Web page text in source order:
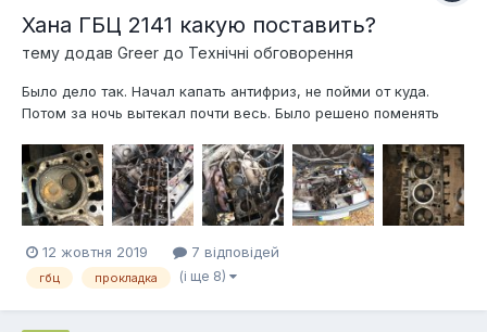
Хана ГБЦ 2141 какую поставить?
тему додав Greer до Технічні обговорення
Было дело так. Начал капать антифриз, не пойми от куда.
Потом за ночь вытекал почти весь. Было решено поменять
тд. все это поставили. Но увы начало выдавливать антифриз
с расширительного бачка. На СТО сказали или пробита
прокладка или треснул...
12 жовтня 2019 7 відповідей
гбц прокладка (і ще 8)